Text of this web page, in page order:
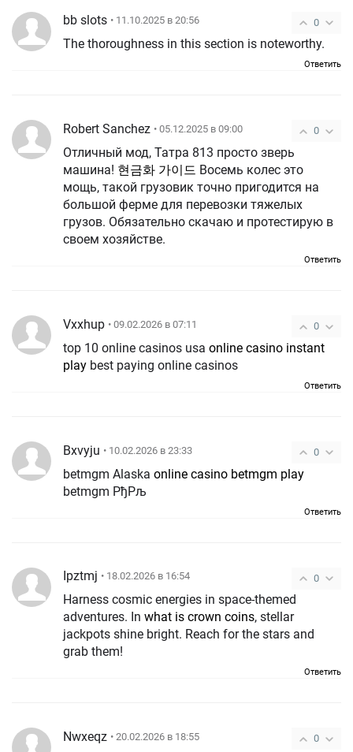
0
bb slots • 11.10.2025 в 20:56
The thoroughness in this section is noteworthy.
Ответить
0
Robert Sanchez • 05.12.2025 в 09:00
Отличный мод, Татра 813 просто зверь
машина! 현금화 가이드 Восемь колес это
мощь, такой грузовик точно пригодится на
большой ферме для перевозки тяжелых
грузов. Обязательно скачаю и протестирую в
своем хозяйстве.
Ответить
0
Vxxhup • 09.02.2026 в 07:11
top 10 online casinos usa online casino instant
play best paying online casinos
Ответить
0
Bxvyju • 10.02.2026 в 23:33
betmgm Alaska online casino betmgm play
betmgm РђРљ
Ответить
0
Ipztmj • 18.02.2026 в 16:54
Harness cosmic energies in space-themed
adventures. In what is crown coins, stellar
jackpots shine bright. Reach for the stars and
grab them!
Ответить
0
Nwxeqz • 20.02.2026 в 18:55